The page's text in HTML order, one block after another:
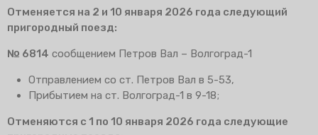
Отменяется на 2 и 10 января 2026 года следующий
пригородный поезд:
№ 6814 сообщением Петров Вал – Волгоград-1
Отправлением со ст. Петров Вал в 5-53,
Прибытием на ст. Волгоград-1 в 9-18;
Отменяются с 1 по 10 января 2026 года следующие